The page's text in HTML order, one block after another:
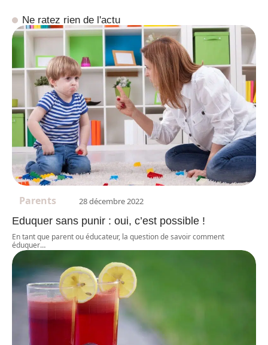
Ne ratez rien de l'actu
Parents 28 décembre 2022
Eduquer sans punir : oui, c’est possible !
En tant que parent ou éducateur, la question de savoir comment
éduquer…